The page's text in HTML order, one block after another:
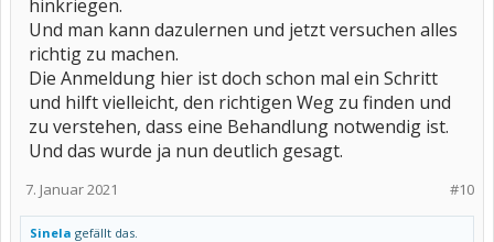
hinkriegen.
Und man kann dazulernen und jetzt versuchen alles
richtig zu machen.
Die Anmeldung hier ist doch schon mal ein Schritt
und hilft vielleicht, den richtigen Weg zu finden und
zu verstehen, dass eine Behandlung notwendig ist.
Und das wurde ja nun deutlich gesagt.
#10
7. Januar 2021
Sinela gefällt das.